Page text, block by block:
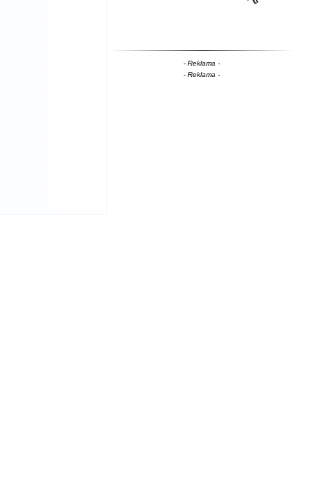
- Reklama -
- Reklama -